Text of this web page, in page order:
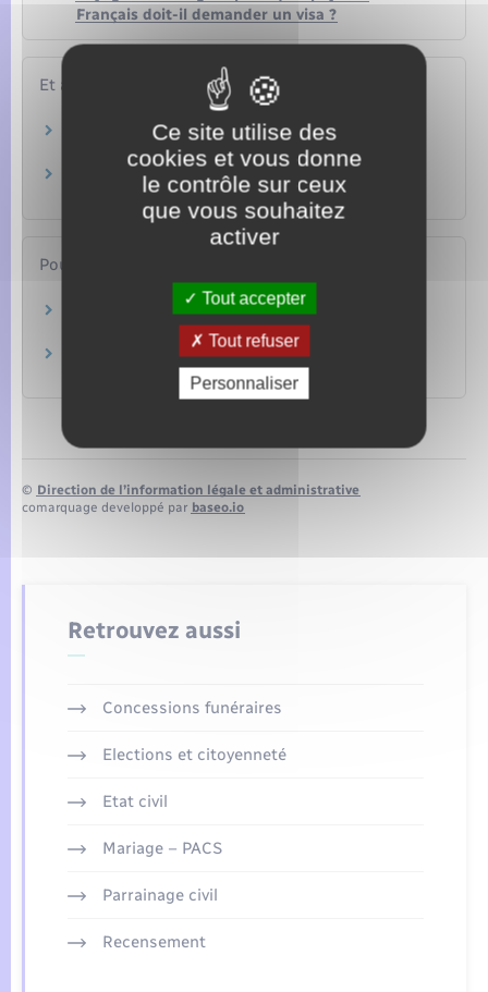
Français doit-il demander un visa ?
Et aussi
Papiers – Citoyenneté – Élections
Voyager hors Europe
Étranger – Europe
Pour en savoir plus
Conditions d'entrée et de séjour en Tunisie
Ministère chargé de l'Europe et des affaires étrangères
Conseils aux voyageurs
Ministère chargé de l'Europe et des affaires étrangères
© Direction de l’information légale et administrative
comarquage developpé par baseo.io
Retrouvez aussi
Concessions funéraires
Elections et citoyenneté
Etat civil
Mariage – PACS
Parrainage civil
Recensement
Ce site utilise des
cookies et vous donne
le contrôle sur ceux
que vous souhaitez
activer
Tout accepter
Tout refuser
Personnaliser